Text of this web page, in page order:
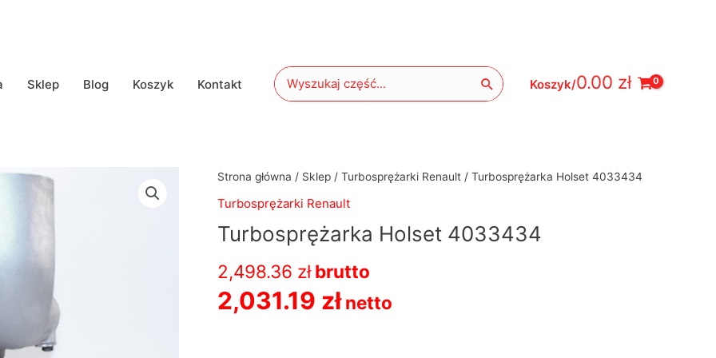
Sklep Blog Koszyk Kontakt
Search
for:
Koszyk/0.00 zł
Strona główna / Sklep / Turbosprężarki Renault / Turbosprężarka Holset 4033434
Turbosprężarki Renault
Turbosprężarka Holset 4033434
2,498.36 zł brutto
2,031.19 zł netto
ilość
Turbosprężarka
Holset
4033434